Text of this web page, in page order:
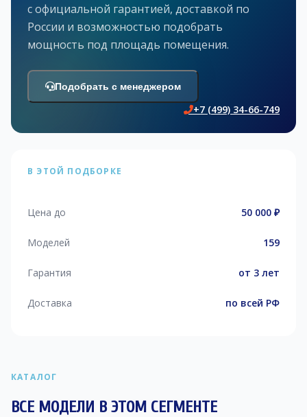
с официальной гарантией, доставкой по
России и возможностью подобрать
мощность под площадь помещения.
Подобрать с менеджером
+7 (499) 34-66-749
В ЭТОЙ ПОДБОРКЕ
Цена до 50 000 ₽
Моделей 159
Гарантия от 3 лет
Доставка по всей РФ
КАТАЛОГ
ВСЕ МОДЕЛИ В ЭТОМ СЕГМЕНТЕ